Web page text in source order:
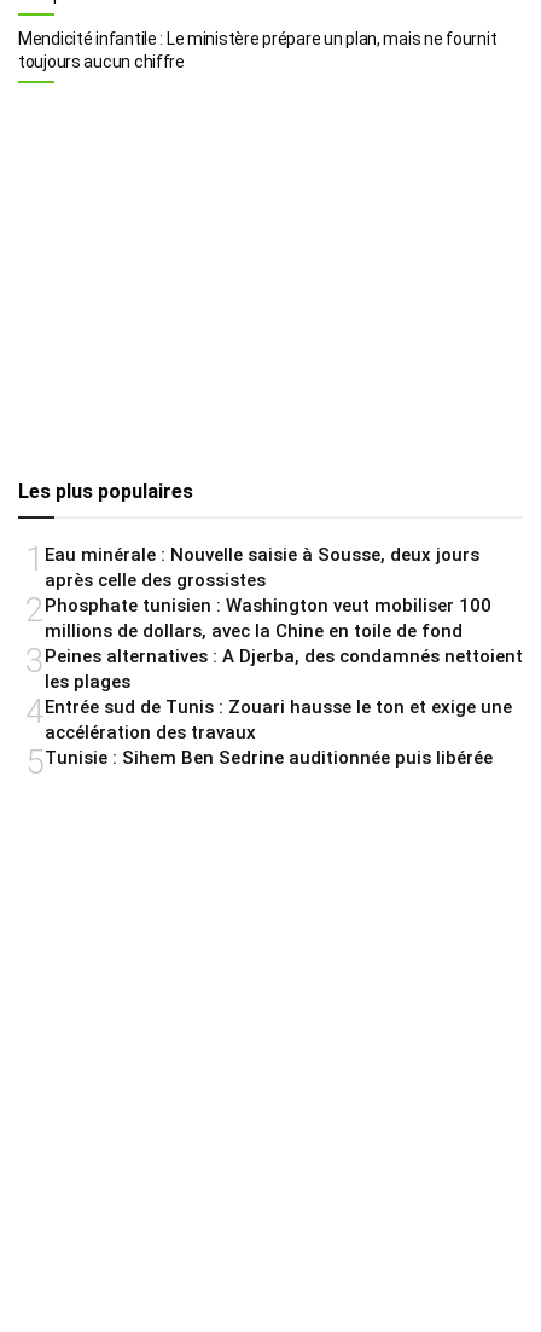
Mendicité infantile : Le ministère prépare un plan, mais ne fournit
toujours aucun chiffre
Les plus populaires
1 Eau minérale : Nouvelle saisie à Sousse, deux jours
après celle des grossistes
2Phosphate tunisien : Washington veut mobiliser 100
millions de dollars, avec la Chine en toile de fond
3Peines alternatives : A Djerba, des condamnés nettoient
les plages
4Entrée sud de Tunis : Zouari hausse le ton et exige une
accélération des travaux
5Tunisie : Sihem Ben Sedrine auditionnée puis libérée